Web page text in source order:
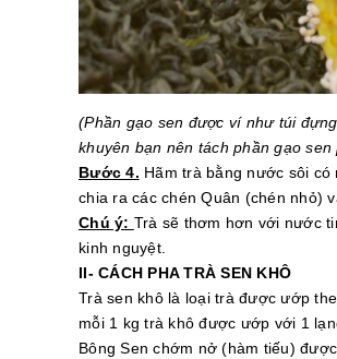
(Phần gạo sen được ví như túi
khuyên bạn nên tách phần gạo sen
Bước 4. Hãm trà bằng nước sôi có
chia ra các chén Quân (chén nhỏ)
Chú ý: Trà sẽ thơm hơn với nước
kinh nguyệt.
II- CÁCH PHA TRÀ SEN KHÔ
Trà sen khô là loại trà được ướp
mỗi 1 kg trà khô được ướp với 1
Bông Sen chớm nở (hàm tiếu)